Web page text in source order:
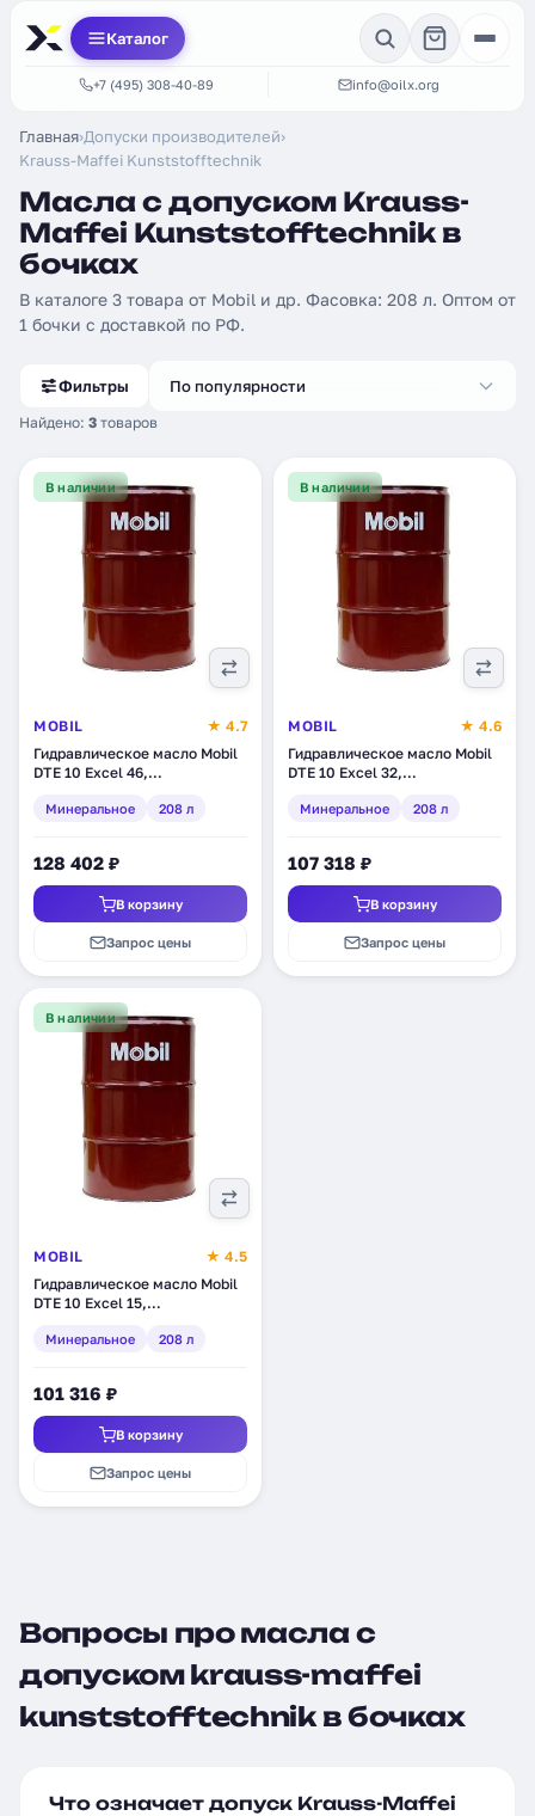
Каталог
+7 (495) 308-40-89 info@oilx.org
Главная›Допуски производителей›
Krauss-Maffei Kunststofftechnik
Масла с допуском Krauss-
Maffei Kunststofftechnik в
бочках
В каталоге 3 товара от Mobil и др. Фасовка: 208 л. Оптом от
1 бочки с доставкой по РФ.
Фильтры
Найдено: 3 товаров
По популярности
В наличии
MOBIL
★ 4.7
Гидравлическое масло Mobil
DTE 10 Excel 46,
Минеральное 208 л
128 402 ₽
В корзину
Запрос цены
В наличии
MOBIL
★ 4.6
Гидравлическое масло Mobil
DTE 10 Excel 32,
Минеральное 208 л
107 318 ₽
В корзину
Запрос цены
В наличии
MOBIL
★ 4.5
Гидравлическое масло Mobil
DTE 10 Excel 15,
Минеральное 208 л
101 316 ₽
В корзину
Запрос цены
Вопросы про масла с
допуском krauss-maffei
kunststofftechnik в бочках
Что означает допуск Krauss-Maffei